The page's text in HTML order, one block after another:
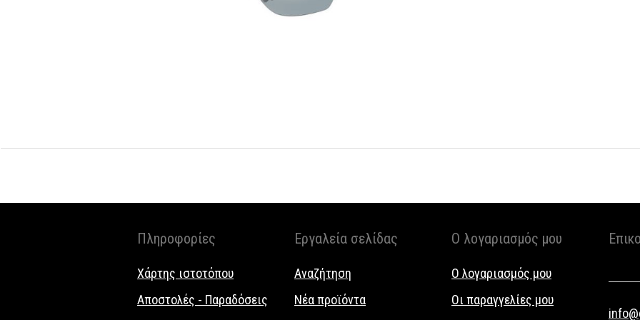
Πληροφορίες
Χάρτης ιστοτόπου
Αποστολές - Παραδόσεις
Εργαλεία σελίδας
Αναζήτηση
Νέα προϊόντα
Ο λογαριασμός μου
Ο λογαριασμός μου
Οι παραγγελίες μου